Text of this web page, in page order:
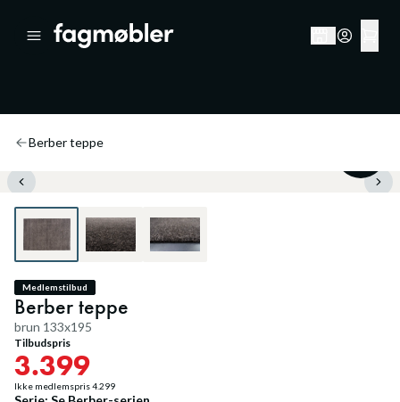
Berber teppe
Medlemstilbud
Berber teppe
brun 133x195
Tilbudspris
3.399
Ikke medlemspris4.299